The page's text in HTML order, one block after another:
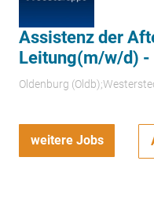
Assistenz der
Leitung(m/w/d) -
Oldenburg
weitere Jobs